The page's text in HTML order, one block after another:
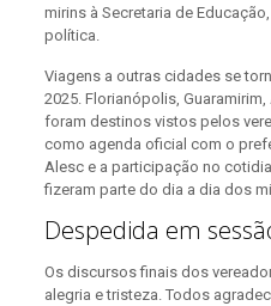
mirins à Secretaria de
política.
Viagens a outras cidades se
2025. Florianópolis,
foram destinos vistos pelos
como agenda oficial com o
Alesc e a participação no
fizeram parte do dia a dia dos
Despedida em
Os discursos finais dos
alegria e tristeza. Todos